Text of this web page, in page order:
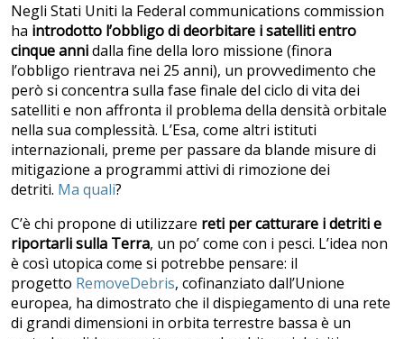
Negli Stati Uniti la Federal communications commission
ha introdotto l’obbligo di deorbitare i satelliti entro
cinque annidalla fine della loro missione (finora
l’obbligo rientrava nei 25 anni), un provvedimento che
però si concentra sulla fase finale del ciclo di vita dei
satelliti e non affronta il problema della densità orbitale
nella sua complessità. L’Esa, come altri istituti
internazionali, preme per passare da blande misure di
mitigazione a programmi attivi di rimozione dei
detriti. Ma quali?
C’è chi propone di utilizzare reti per catturare i detriti e
riportarli sulla Terra, un po’ come con i pesci. L’idea non
è così utopica come si potrebbe pensare: il
progetto RemoveDebris, cofinanziato dall’Unione
europea, ha dimostrato che il dispiegamento di una rete
di grandi dimensioni in orbita terrestre bassa è un